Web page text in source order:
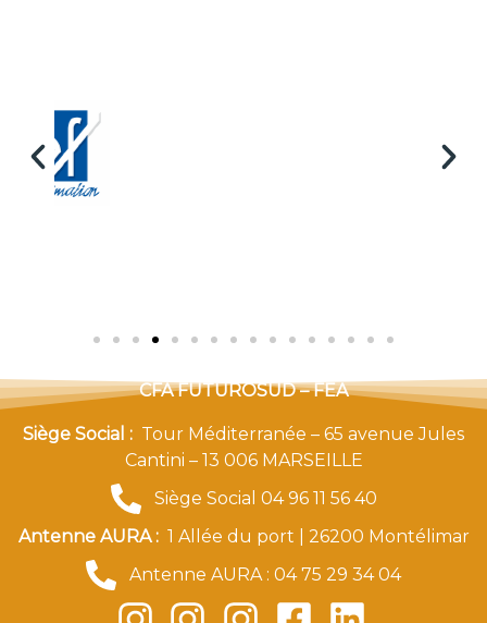
CFA FUTUROSUD – FEA
Siège Social : Tour Méditerranée – 65 avenue Jules
Cantini – 13 006 MARSEILLE
Siège Social 04 96 11 56 40
Antenne AURA : 1 Allée du port | 26200 Montélimar
Antenne AURA : 04 75 29 34 04